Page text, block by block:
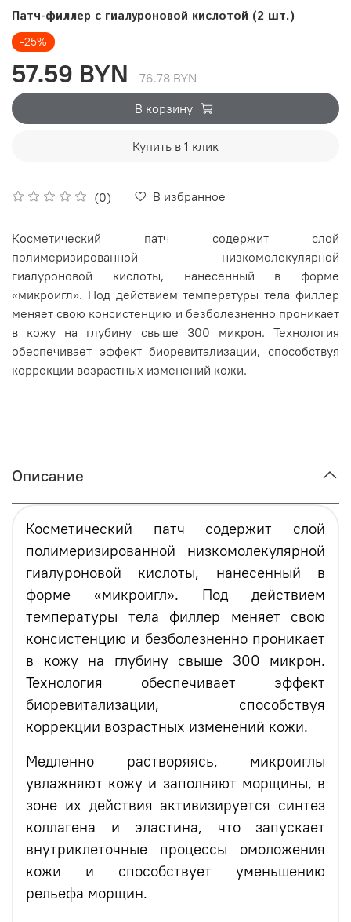
Патч-филлер с гиалуроновой кислотой (2 шт.)
(0) В избранное
-25%
57.59 BYN
76.78 BYN
В корзину
Купить в 1 клик
Косметический патч содержит слой
полимеризированной низкомолекулярной
гиалуроновой кислоты, нанесенный в форме
«микроигл». Под действием температуры тела филлер
меняет свою консистенцию и безболезненно проникает
в кожу на глубину свыше 300 микрон. Технология
обеспечивает эффект биоревитализации, способствуя
коррекции возрастных изменений кожи.
Описание
Косметический патч содержит слой
полимеризированной низкомолекулярной
гиалуроновой кислоты, нанесенный в
форме «микроигл». Под действием
температуры тела филлер меняет свою
консистенцию и безболезненно проникает
в кожу на глубину свыше 300 микрон.
Технология обеспечивает эффект
биоревитализации, способствуя
коррекции возрастных изменений кожи.
Медленно растворяясь, микроиглы
увлажняют кожу и заполняют морщины, в
зоне их действия активизируется синтез
коллагена и эластина, что запускает
внутриклеточные процессы омоложения
кожи и способствует уменьшению
рельефа морщин.